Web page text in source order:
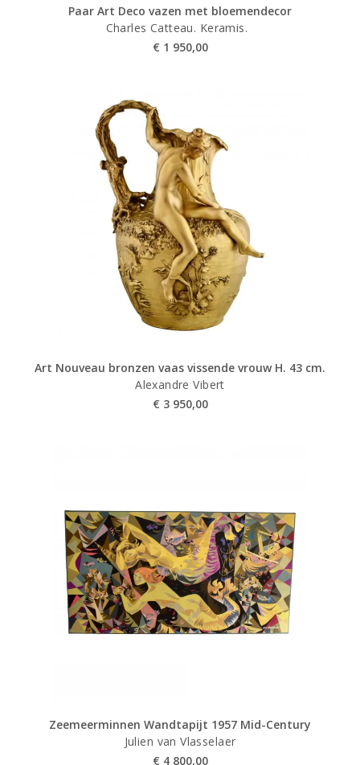
Paar Art Deco vazen met bloemendecor
Charles Catteau. Keramis.
€ 1 950,00
Art Nouveau bronzen vaas vissende vrouw H. 43 cm.
Alexandre Vibert
€ 3 950,00
Zeemeerminnen Wandtapijt 1957 Mid-Century
Julien van Vlasselaer
€ 4 800,00